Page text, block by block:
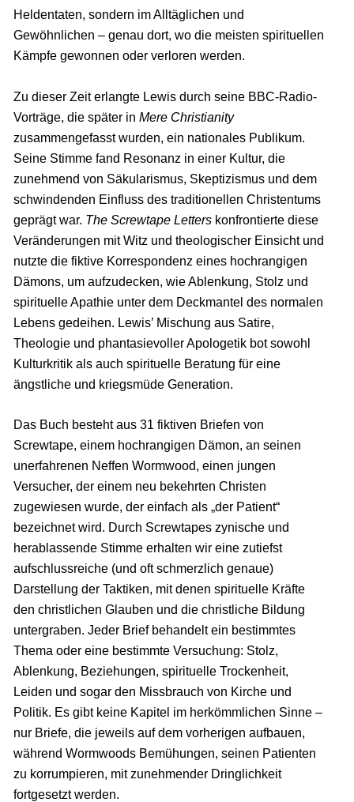
Heldentaten, sondern im Alltäglichen und
Gewöhnlichen – genau dort, wo die meisten spirituellen
Kämpfe gewonnen oder verloren werden.
Zu dieser Zeit erlangte Lewis durch seine BBC-Radio-
Vorträge, die später in Mere Christianity
zusammengefasst wurden, ein nationales Publikum.
Seine Stimme fand Resonanz in einer Kultur, die
zunehmend von Säkularismus, Skeptizismus und dem
schwindenden Einfluss des traditionellen Christentums
geprägt war. The Screwtape Letterskonfrontierte diese
Veränderungen mit Witz und theologischer Einsicht und
nutzte die fiktive Korrespondenz eines hochrangigen
Dämons, um aufzudecken, wie Ablenkung, Stolz und
spirituelle Apathie unter dem Deckmantel des normalen
Lebens gedeihen. Lewis’ Mischung aus Satire,
Theologie und phantasievoller Apologetik bot sowohl
Kulturkritik als auch spirituelle Beratung für eine
ängstliche und kriegsmüde Generation.
Das Buch besteht aus 31 fiktiven Briefen von
Screwtape, einem hochrangigen Dämon, an seinen
unerfahrenen Neffen Wormwood, einen jungen
Versucher, der einem neu bekehrten Christen
zugewiesen wurde, der einfach als „der Patient“
bezeichnet wird. Durch Screwtapes zynische und
herablassende Stimme erhalten wir eine zutiefst
aufschlussreiche (und oft schmerzlich genaue)
Darstellung der Taktiken, mit denen spirituelle Kräfte
den christlichen Glauben und die christliche Bildung
untergraben. Jeder Brief behandelt ein bestimmtes
Thema oder eine bestimmte Versuchung: Stolz,
Ablenkung, Beziehungen, spirituelle Trockenheit,
Leiden und sogar den Missbrauch von Kirche und
Politik. Es gibt keine Kapitel im herkömmlichen Sinne –
nur Briefe, die jeweils auf dem vorherigen aufbauen,
während Wormwoods Bemühungen, seinen Patienten
zu korrumpieren, mit zunehmender Dringlichkeit
fortgesetzt werden.